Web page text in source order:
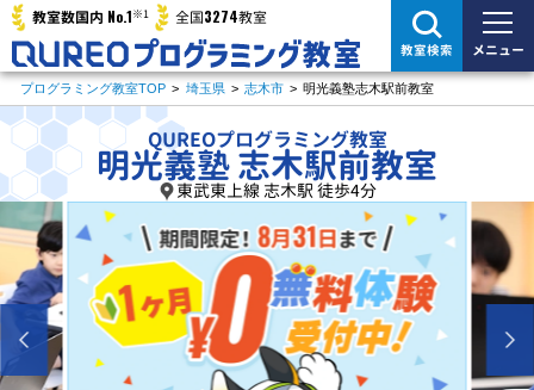
教室数国内 No.1※1 全国3274教室
教室検索 メニュー
プログラミング教室TOP > 埼玉県 > 志木市 > 明光義塾志木駅前教室
QUREOプログラミング教室
明光義塾 志木駅前教室
東武東上線 志木駅 徒歩4分